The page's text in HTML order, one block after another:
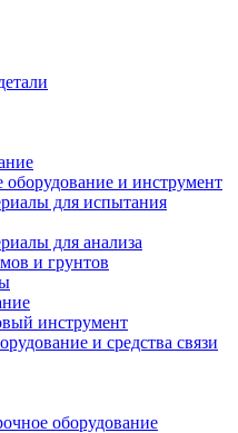
и инструмент
для испытания
для анализа
и грунтов
инструмент
и средства связи
оборудование